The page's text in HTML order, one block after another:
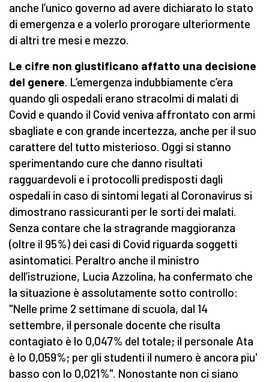
anche l’unico governo ad avere dichiarato lo stato
di emergenza e a volerlo prorogare ulteriormente
di altri tre mesi e mezzo.
Le cifre non giustificano affatto una decisione
del genere. L’emergenza indubbiamente c’era
quando gli ospedali erano stracolmi di malati di
Covid e quando il Covid veniva affrontato con armi
sbagliate e con grande incertezza, anche per il suo
carattere del tutto misterioso. Oggi si stanno
sperimentando cure che danno risultati
ragguardevoli e i protocolli predisposti dagli
ospedali in caso di sintomi legati al Coronavirus si
dimostrano rassicuranti per le sorti dei malati.
Senza contare che la stragrande maggioranza
(oltre il 95%) dei casi di Covid riguarda soggetti
asintomatici. Peraltro anche il ministro
dell’istruzione, Lucia Azzolina, ha confermato che
la situazione è assolutamente sotto controllo:
"Nelle prime 2 settimane di scuola, dal 14
settembre, il personale docente che risulta
contagiato è lo 0,047% del totale; il personale Ata
è lo 0,059%; per gli studenti il numero è ancora piu'
basso con lo 0,021%". Nonostante non ci siano